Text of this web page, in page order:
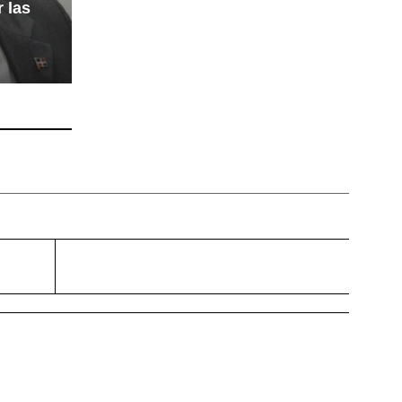
las